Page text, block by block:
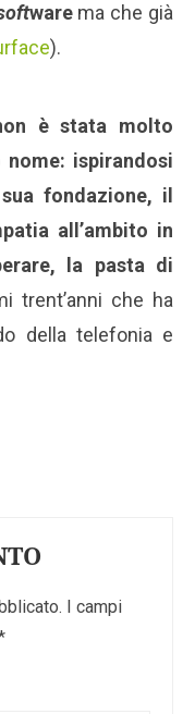
warema che già
).
è stata molto
ispirandosi
fondazione, il
all’ambito in
la pasta di
trent’anni che ha
della telefonia e
I campi